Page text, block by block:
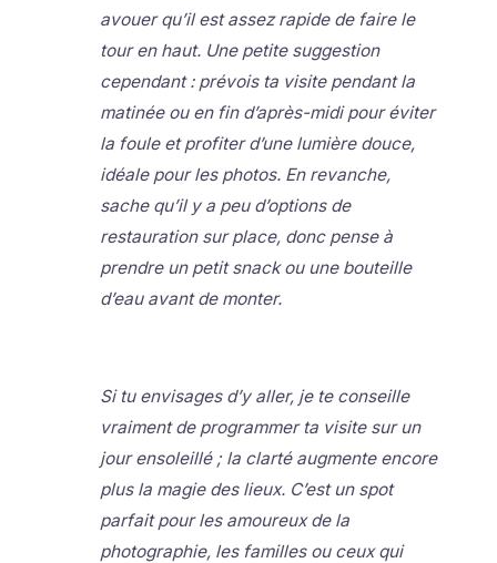
avouer qu’il est assez rapide de faire le
tour en haut. Une petite suggestion
cependant : prévois ta visite pendant la
matinée ou en fin d’après-midi pour éviter
la foule et profiter d’une lumière douce,
idéale pour les photos. En revanche,
sache qu’il y a peu d’options de
restauration sur place, donc pense à
prendre un petit snack ou une bouteille
d’eau avant de monter.
Si tu envisages d’y aller, je te conseille
vraiment de programmer ta visite sur un
jour ensoleillé ; la clarté augmente encore
plus la magie des lieux. C’est un spot
parfait pour les amoureux de la
photographie, les familles ou ceux qui